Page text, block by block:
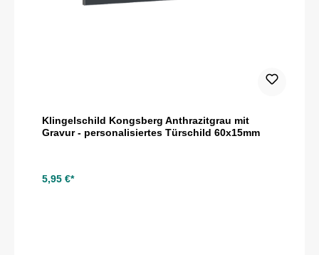
Klingelschild Kongsberg Anthrazitgrau mit
Gravur - personalisiertes Türschild 60x15mm
5,95 €*